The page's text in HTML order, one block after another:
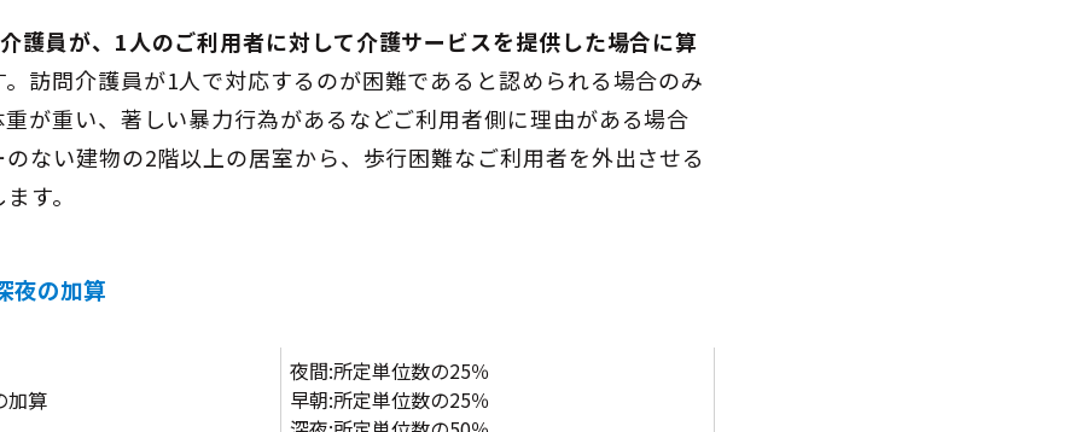
護員が、1人のご利用者に対して介護サービスを提供した場合に算
。訪問介護員が1人で対応するのが困難であると認められる場合のみ
が重い、著しい暴力行為があるなどご利用者側に理由がある場合
ない建物の2階以上の居室から、歩行困難なご利用者を外出させる
す。
夜の加算
加算
夜間:所定単位数の25％
早朝:所定単位数の25％